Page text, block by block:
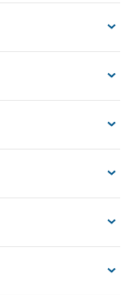
forma rápida e